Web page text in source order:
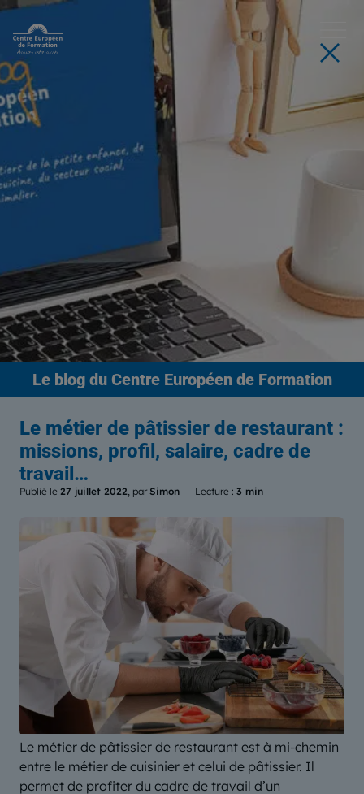
Le blogdu Centre Européen de Formation
Le métier de pâtissier de restaurant :
missions, profil, salaire, cadre de
travail…
Publié le 27 juillet 2022, par Simon Lecture : 3 min
Le métier de pâtissier de restaurant est à mi-chemin
entre le métier de cuisinier et celui de pâtissier. Il
permet de profiter du cadre de travail d’un